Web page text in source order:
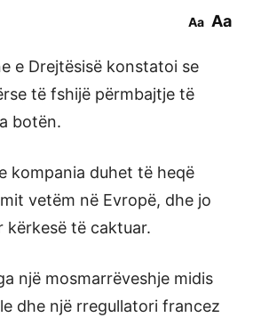
Aa Aa
e Drejtësisë konstatoi se
të fshijë përmbajtje të
botën.
kompania duhet të heqë
vetëm në Evropë, dhe jo
kërkesë të caktuar.
një mosmarrëveshje midis
dhe një rregullatori francez